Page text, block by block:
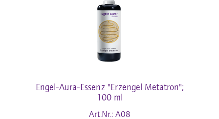
Engel-Aura-Essenz "Erzengel Metatron";
100 ml
Art.Nr.: A08